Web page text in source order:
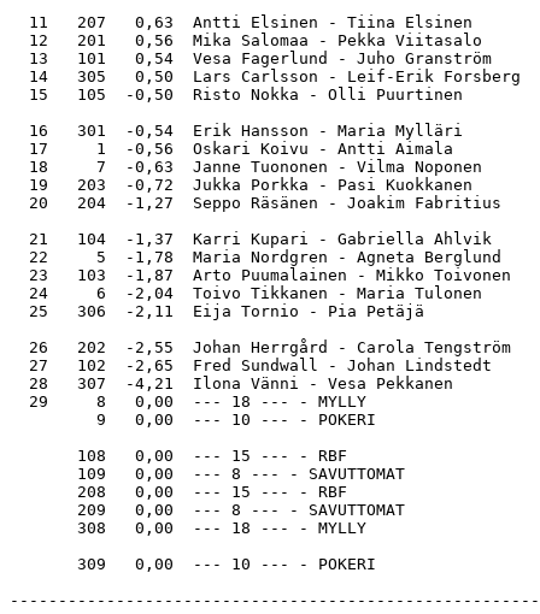
11   207   0,63  Antti Elsinen - Tiina
12   201   0,56  Mika Salomaa - Pekka Viitasalo
13   101   0,54  Vesa Fagerlund - Juho
14   305   0,50  Lars Carlsson - Leif-Erik
15   105  -0,50  Risto Nokka - Olli
16   301  -0,54  Erik Hansson - Maria Mylläri
17     1  -0,56  Oskari Koivu - Antti Aimala
18     7  -0,63  Janne Tuononen - Vilma Noponen
19   203  -0,72  Jukka Porkka - Pasi Kuokkanen
20   204  -1,27  Seppo Räsänen - Joakim Fabritius
21   104  -1,37  Karri Kupari - Gabriella Ahlvik
22     5  -1,78  Maria Nordgren - Agneta
23   103  -1,87  Arto Puumalainen - Mikko Toivonen
24     6  -2,04  Toivo Tikkanen - Maria
25   306  -2,11  Eija Tornio - Pia Petäjä
26   202  -2,55  Johan Herrgård - Carola
27   102  -2,65  Fred Sundwall - Johan
28   307  -4,21  Ilona Vänni - Vesa Pekkanen
29     8   0,00  --- 18 --- - MYLLY
9   0,00  --- 10 --- - POKERI
108   0,00  --- 15 --- - RBF
109   0,00  --- 8 --- - SAVUTTOMAT
208   0,00  --- 15 --- - RBF
209   0,00  --- 8 --- - SAVUTTOMAT
308   0,00  --- 18 --- - MYLLY